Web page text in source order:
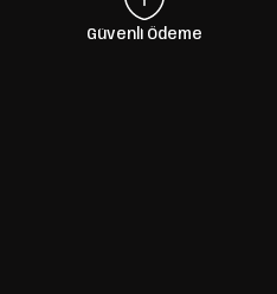
Güvenli Ödeme